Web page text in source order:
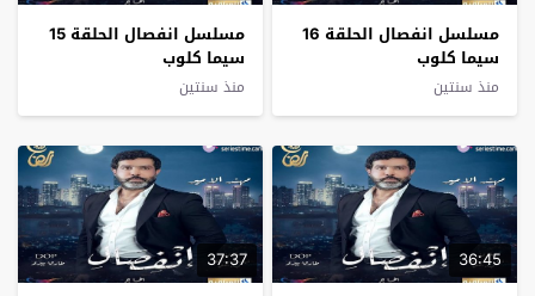
مسلسل انفصال الحلقة 16
سيما كلوب
منذ سنتين
مسلسل انفصال الحلقة 15
سيما كلوب
منذ سنتين
36:45
37:37